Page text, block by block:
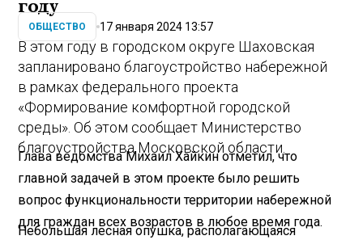
году
ОБЩЕСТВО 17 января 2024 13:57
В этом году в городском округе Шаховская
запланировано благоустройство набережной
в рамках федерального проекта
«Формирование комфортной городской
среды». Об этом сообщает Министерство
благоустройства Московской области.
Глава ведомства Михаил Хайкин отметил, что
главной задачей в этом проекте было решить
вопрос функциональности территории набережной
для граждан всех возрастов в любое время года.
Небольшая лесная опушка, располагающаяся